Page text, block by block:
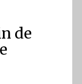
de